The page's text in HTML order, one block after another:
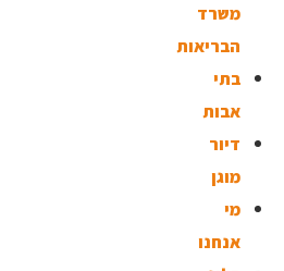
משרד
הבריאות
בתי
אבות
דיור
מוגן
מי
אנחנו